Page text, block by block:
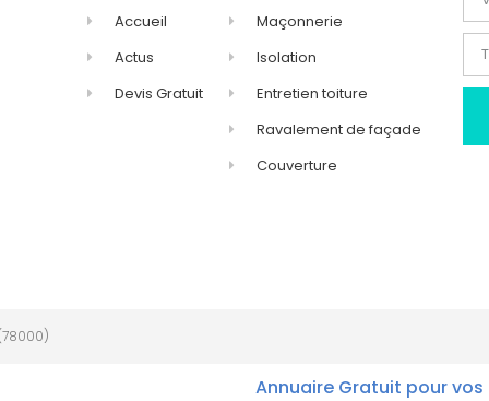
Accueil
Actus
Devis Gratuit
Maçonnerie
Isolation
Entretien toiture
Ravalement de façade
Couverture
(78000)
Annuaire Gratuit pour